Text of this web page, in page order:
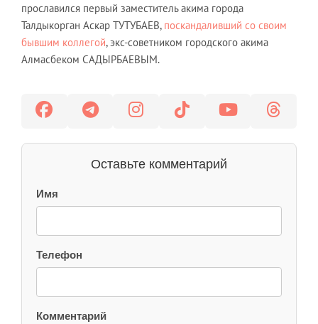
прославился первый заместитель акима города
Талдыкорган Аскар ТУТУБАЕВ, поскандаливший со своим
бывшим коллегой, экс-советником городского акима
Алмасбеком САДЫРБАЕВЫМ.
Оставьте комментарий
Имя
Телефон
Комментарий